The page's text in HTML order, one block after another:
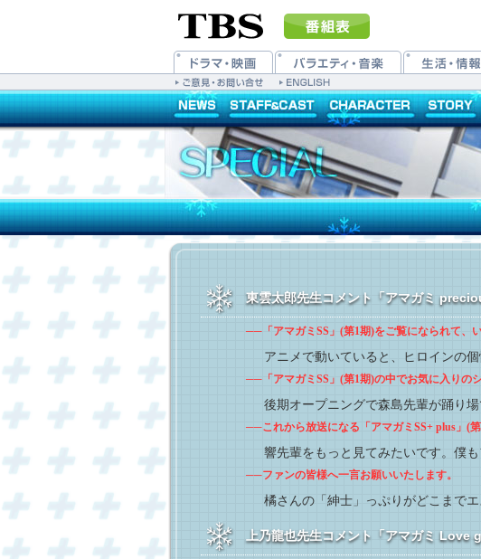
東雲太郎先生コメント「アマガミ
──「アマガミSS」(第1期)をご覧になられて、
アニメで動いていると、ヒロインの
──「アマガミSS」(第1期)の中でお気に入りの
後期オープニングで森島先輩が踊り場
──これから放送になる「アマガミSS+ plus」(
響先輩をもっと見てみたいです。僕
──ファンの皆様へ一言お願いいたします。
橘さんの「紳士」っぷりがどこまで
上乃龍也先生コメント「アマガミ